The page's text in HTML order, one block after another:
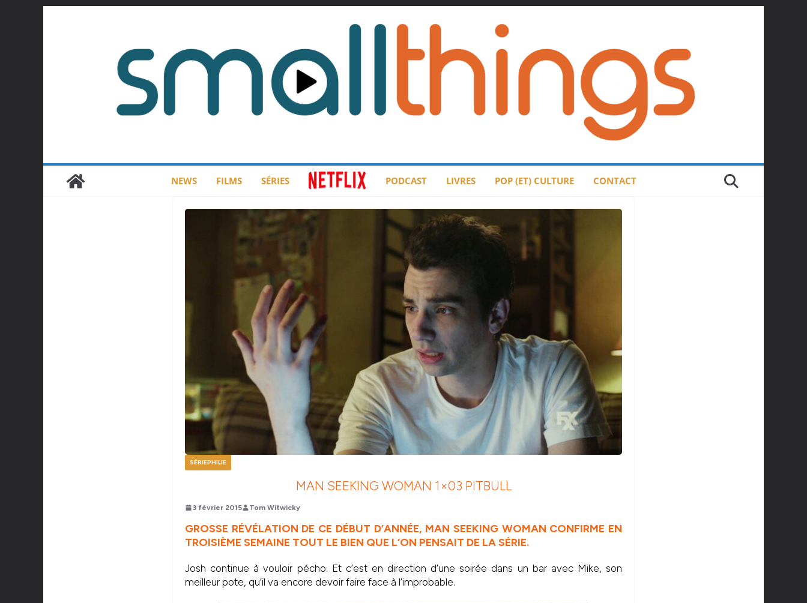
NEWS FILMS SÉRIES PODCAST LIVRES POP (ET) CULTURE CONTACT
SÉRIEPHILIE
MAN SEEKING WOMAN 1×03 PITBULL
3 février 2015 Tom Witwicky
GROSSE RÉVÉLATION DE CE DÉBUT D’ANNÉE, MAN SEEKING WOMAN CONFIRME EN
TROISIÈME SEMAINE TOUT LE BIEN QUE L’ON PENSAIT DE LA SÉRIE.
Josh continue à vouloir pécho. Et c’est en direction d’une soirée dans un bar avec Mike, son
meilleur pote, qu’il va encore devoir faire face à l’improbable.